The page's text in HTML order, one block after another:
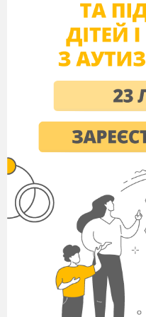
Кинулись двері
Та хто ж це
Це я! – почувся
Я – Вітерець перший,
За зеленими
її. Ось, знову вам
побаче нажене.
Подякували вони
Відкрили, а там лист.
Ось що пише Осінь:
« Любі мої, хороші
трохи забарилась –
в дорогу вирушила.
потрапила в зелену